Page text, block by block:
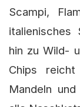
Scampi,
italienisches
hin zu Wild-
Chips
Mandeln